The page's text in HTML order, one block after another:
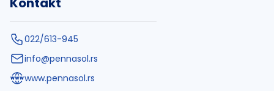
022/613-945
info@pennasol.rs
www.pennasol.rs